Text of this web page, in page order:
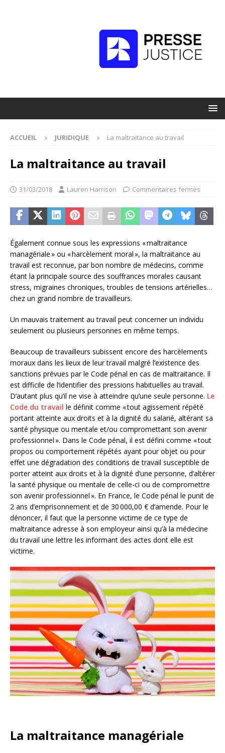
ACCUEIL JURIDIQUE La maltraitance au travail
La maltraitance au travail
31/03/2018 Lauren Harrison Commentaires fermés
Également connue sous les expressions « maltraitance
managériale » ou « harcèlement moral », la maltraitance au
travail est reconnue, par bon nombre de médecins, comme
étant la principale source des souffrances morales causant
stress, migraines chroniques, troubles de tensions artérielles…
chez un grand nombre de travailleurs.
Un mauvais traitement au travail peut concerner un individu
seulement ou plusieurs personnes en même temps.
Beaucoup de travailleurs subissent encore des harcèlements
moraux dans les lieux de leur travail malgré l’existence des
sanctions prévues par le Code pénal en cas de maltraitance. Il
est difficile de l’identifier des pressions habituelles au travail.
D’autant plus qu’il ne vise à atteindre qu’une seule personne. Le
Code du travail le définit comme « tout agissement répété
portant atteinte aux droits et à la dignité du salarié, altérant sa
santé physique ou mentale et/ou compromettant son avenir
professionnel ». Dans le Code pénal, il est défini comme « tout
propos ou comportement répétés ayant pour objet ou pour
effet une dégradation des conditions de travail susceptible de
porter atteint aux droits et à la dignité d’une personne, d’altérer
la santé physique ou mentale de celle-ci ou de compromettre
son avenir professionnel ». En France, le Code pénal le punit de
2 ans d’emprisonnement et de 30 000,00 € d’amende. Pour le
dénoncer, il faut que la personne victime de ce type de
maltraitance adresse à son employeur ainsi qu’à la médecine
du travail une lettre les informant des actes dont elle est
victime.
La maltraitance managériale